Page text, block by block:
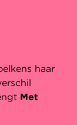
haar
Met